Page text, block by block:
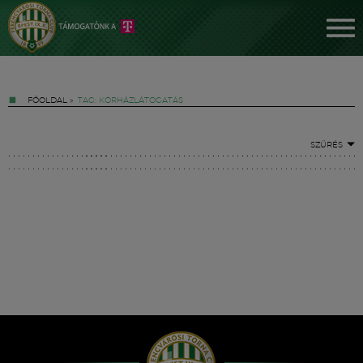
FŐOLDAL » TAG: KÓRHÁZLÁTOGATÁS
SZŰRÉS
Hírek